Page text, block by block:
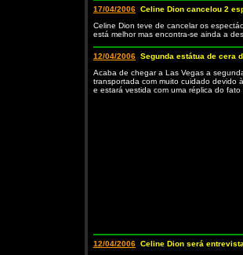
17/04/2006 Celine Dion cancelou 2
Celine Dion teve de cancelar os
está melhor mas encontra-se ainda a
12/04/2006 Segunda estátua de cera
Acaba de chegar a Las Vegas a
transportada com muito cuidado devido
e estará vestida com uma réplica do
12/04/2006 Celine Dion será